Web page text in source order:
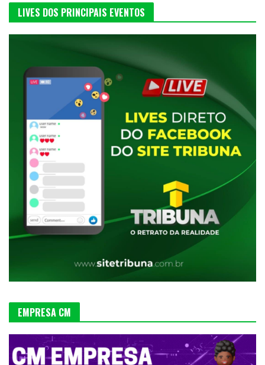
LIVES DOS PRINCIPAIS EVENTOS
EMPRESA CM